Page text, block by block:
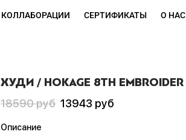
КОЛЛАБОРАЦИИ СЕРТИФИКАТЫ О НАС
ХУДИ / HOKAGE 8TH EMBROIDER
18590руб
Первоначальная
цена
13943 руб
Текущая
цена:
Описание